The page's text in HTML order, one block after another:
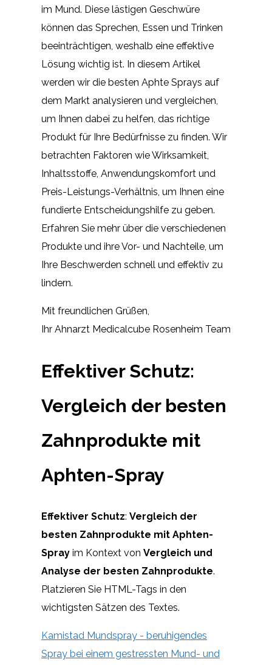
im Mund. Diese lästigen Geschwüre
können das Sprechen, Essen und Trinken
beeinträchtigen, weshalb eine effektive
Lösung wichtig ist. In diesem Artikel
werden wir die besten Aphte Sprays auf
dem Markt analysieren und vergleichen,
um Ihnen dabei zu helfen, das richtige
Produkt für Ihre Bedürfnisse zu finden. Wir
betrachten Faktoren wie Wirksamkeit,
Inhaltsstoffe, Anwendungskomfort und
Preis-Leistungs-Verhältnis, um Ihnen eine
fundierte Entscheidungshilfe zu geben.
Erfahren Sie mehr über die verschiedenen
Produkte und ihre Vor- und Nachteile, um
Ihre Beschwerden schnell und effektiv zu
lindern.
Mit freundlichen Grüßen,
Ihr Ahnarzt Medicalcube Rosenheim Team
Effektiver Schutz:
Vergleich der besten
Zahnprodukte mit
Aphten-Spray
Effektiver Schutz: Vergleich der
besten Zahnprodukte mit Aphten-
Spray im Kontext von Vergleich und
Analyse der besten Zahnprodukte.
Platzieren Sie HTML-Tags in den
wichtigsten Sätzen des Textes.
Kamistad Mundspray - beruhigendes
Spray bei einem gestressten Mund- und